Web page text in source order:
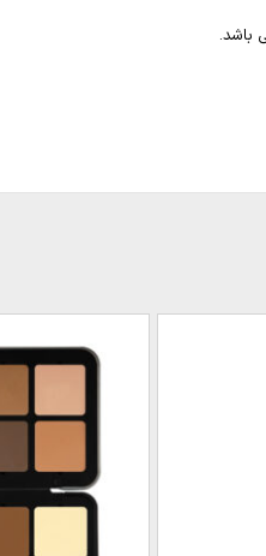
باشد.